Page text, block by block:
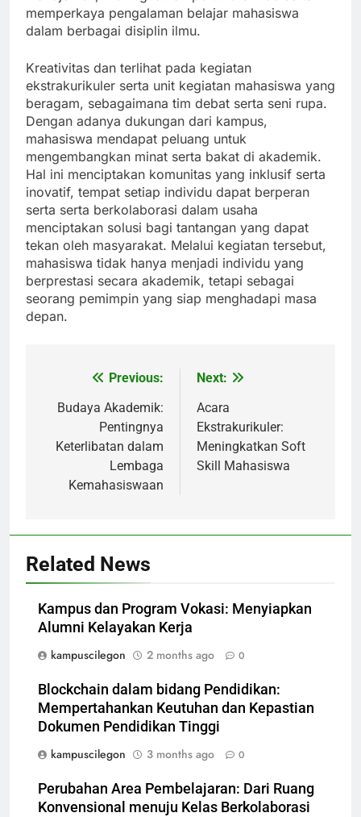
memperkaya pengalaman belajar mahasiswa
dalam berbagai disiplin ilmu.
Kreativitas dan terlihat pada kegiatan
ekstrakurikuler serta unit kegiatan mahasiswa yang
beragam, sebagaimana tim debat serta seni rupa.
Dengan adanya dukungan dari kampus,
mahasiswa mendapat peluang untuk
mengembangkan minat serta bakat di akademik.
Hal ini menciptakan komunitas yang inklusif serta
inovatif, tempat setiap individu dapat berperan
serta serta berkolaborasi dalam usaha
menciptakan solusi bagi tantangan yang dapat
tekan oleh masyarakat. Melalui kegiatan tersebut,
mahasiswa tidak hanya menjadi individu yang
berprestasi secara akademik, tetapi sebagai
seorang pemimpin yang siap menghadapi masa
depan.
navigation
Previous:
Budaya Akademik:
Pentingnya
Keterlibatan dalam
Lembaga
Kemahasiswaan
Next:
Acara
Ekstrakurikuler:
Meningkatkan Soft
Skill Mahasiswa
Related News
Kampus dan Program Vokasi: Menyiapkan
Alumni Kelayakan Kerja
kampuscilegon
2 months ago 0
Blockchain dalam bidang Pendidikan:
Mempertahankan Keutuhan dan Kepastian
Dokumen Pendidikan Tinggi
kampuscilegon
3 months ago 0
Perubahan Area Pembelajaran: Dari Ruang
Konvensional menuju Kelas Berkolaborasi